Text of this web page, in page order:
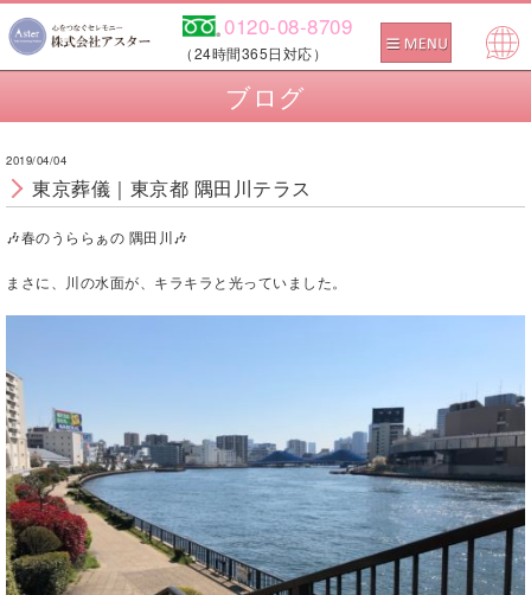
0120-08-8709
（24時間365日対応）
Pow
ブログ
2019/04/04
東京葬儀｜東京都 隅田川テラス
🎶春のうららぁの 隅田川🎶
まさに、川の水面が、キラキラと光っていました。